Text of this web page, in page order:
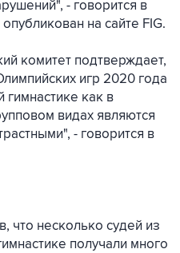
- говорится в
на сайте FIG.
комитет подтверждает,
игр 2020 года
гимнастике как в
видах являются
- говорится в
что несколько судей из
получали много